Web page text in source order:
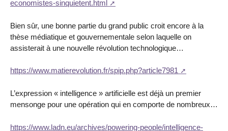
economistes-sinquietent.html
Bien sûr, une bonne partie du grand public croit encore à la
thèse médiatique et gouvernementale selon laquelle on
assisterait à une nouvelle révolution technologique…
https://www.matierevolution.fr/spip.php?article7981
L’expression « intelligence » artificielle est déjà un premier
mensonge pour une opération qui en comporte de nombreux…
https://www.ladn.eu/archives/powering-people/intelligence-